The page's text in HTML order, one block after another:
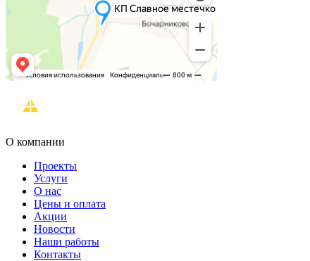
О компании
Проекты
Услуги
О нас
Цены и оплата
Акции
Новости
Наши работы
Контакты